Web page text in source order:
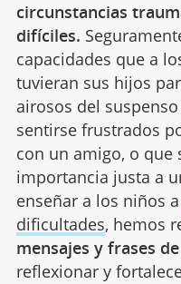
circunstancias
difíciles.
capacidades que a
tuvieran sus hijos
airosos del
sentirse frustrados
con un amigo, o que
importancia justa a
enseñar a los niños a
dificultades, hemos
mensajes y frases
reflexionar y